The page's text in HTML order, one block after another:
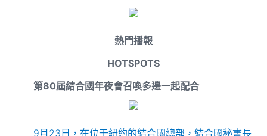
熱門播報
HOTSPOTS
第80屆結合國年夜會召喚多邊一起配合
9月23日，在位于紐約的結合國總部，結合國秘書長